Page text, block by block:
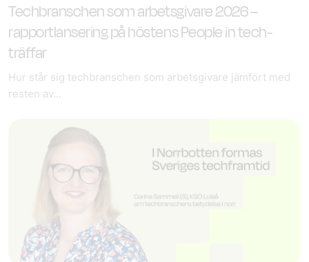
Techbranschen som arbetsgivare 2026 –
rapportlansering på höstens People in tech-
träffar
Hur står sig techbranschen som arbetsgivare jämfört med
resten av...